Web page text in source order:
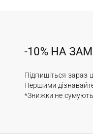
-10% НА
Підпишіться зараз
Першими
*Знижки не